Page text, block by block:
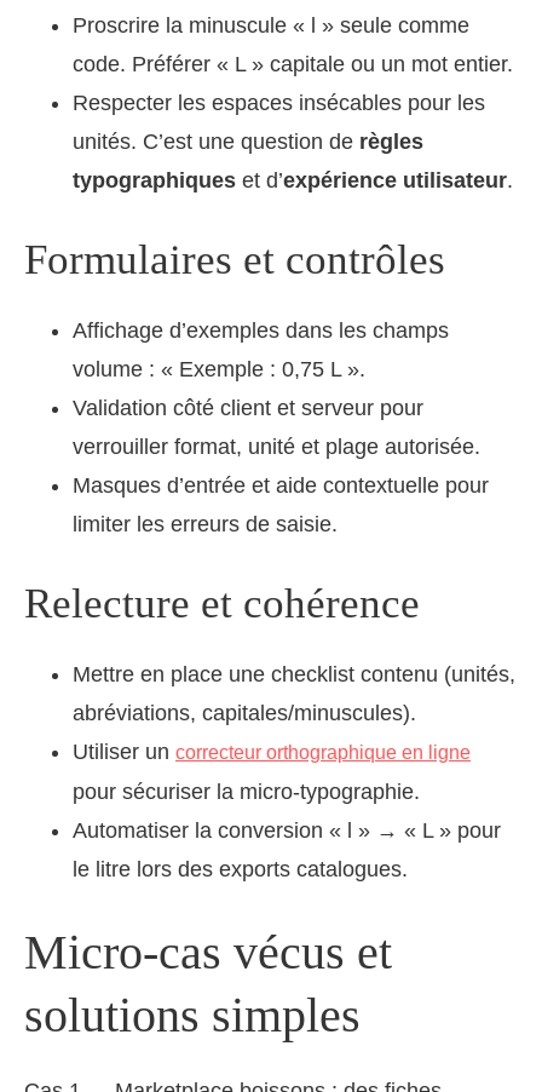
Proscrire la minuscule « l » seule comme
code. Préférer « L » capitale ou un mot entier.
Respecter les espaces insécables pour les
unités. C’est une question de règles
typographiques et d’expérience utilisateur.
Formulaires et contrôles
Affichage d’exemples dans les champs
volume : « Exemple : 0,75 L ».
Validation côté client et serveur pour
verrouiller format, unité et plage autorisée.
Masques d’entrée et aide contextuelle pour
limiter les erreurs de saisie.
Relecture et cohérence
Mettre en place une checklist contenu (unités,
abréviations, capitales/minuscules).
Utiliser un correcteur orthographique en ligne
pour sécuriser la micro‑typographie.
Automatiser la conversion « l » → « L » pour
le litre lors des exports catalogues.
Micro‑cas vécus et
solutions simples